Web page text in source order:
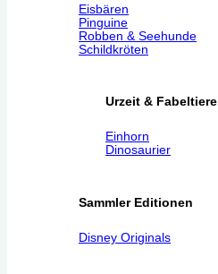
Eisbären
Pinguine
Robben & Seehunde
Schildkröten
Urzeit & Fabeltiere
Einhorn
Dinosaurier
Sammler Editionen
Disney Originals